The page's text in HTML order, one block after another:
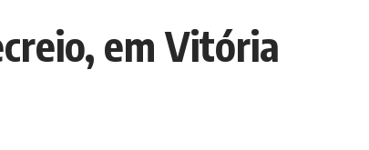
em Vitória